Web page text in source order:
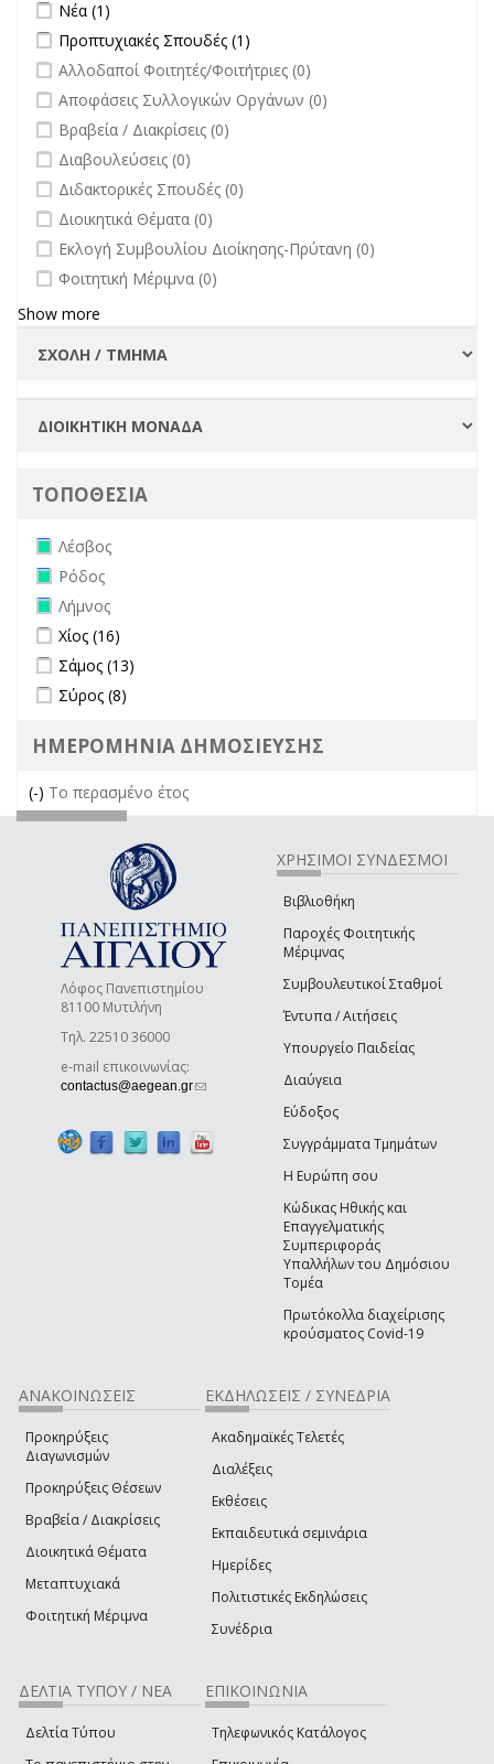
Apply Νέα filter
Νέα (1)
Apply Προπτυχιακές Σπουδές filter
Προπτυχιακές Σπουδές (1)
undefined
Αλλοδαποί Φοιτητές/Φοιτήτριες (0)
undefined
Αποφάσεις Συλλογικών Οργάνων (0)
undefined
Βραβεία / Διακρίσεις (0)
undefined
Διαβουλεύσεις (0)
undefined
Διδακτορικές Σπουδές (0)
undefined
Διοικητικά Θέματα (0)
undefined
Εκλογή Συμβουλίου Διοίκησης-Πρύτανη (0)
undefined
Φοιτητική Μέριμνα (0)
Show more
ΤΟΠΟΘΕΣΙΑ
Remove Λέσβος filter
Λέσβος
Remove Ρόδος filter
Ρόδος
Remove Λήμνος filter
Λήμνος
Apply Χίος filter
Χίος (16)
Apply Σάμος filter
Σάμος (13)
Apply Σύρος filter
Σύρος (8)
ΗΜΕΡΟΜΗΝΙΑ ΔΗΜΟΣΙΕΥΣΗΣ
(-) Remove Το περασμένο έτος filter
Το περασμένο έτος
Λόφος Πανεπιστημίου
81100 Μυτιλήνη
Τηλ. 22510 36000
e-mail επικοινωνίας:
contactus@aegean.gr(link sends e-mail)
ΧΡΗΣΙΜΟΙ ΣΥΝΔΕΣΜΟΙ
Βιβλιοθήκη
Παροχές Φοιτητικής
Μέριμνας
Συμβουλευτικοί Σταθμοί
Έντυπα / Αιτήσεις
Υπουργείο Παιδείας
Διαύγεια
Εύδοξος
Συγγράμματα Τμημάτων
Η Ευρώπη σου
Κώδικας Ηθικής και
Επαγγελματικής
Συμπεριφοράς
Υπαλλήλων του Δημόσιου
Τομέα
Πρωτόκολλα διαχείρισης
κρούσματος Covid-19
ΑΝΑΚΟΙΝΩΣΕΙΣ
Προκηρύξεις
Διαγωνισμών
Προκηρύξεις Θέσεων
Βραβεία / Διακρίσεις
Διοικητικά Θέματα
Μεταπτυχιακά
Φοιτητική Μέριμνα
ΕΚΔΗΛΩΣΕΙΣ / ΣΥΝΕΔΡΙΑ
Ακαδημαϊκές Τελετές
Διαλέξεις
Εκθέσεις
Εκπαιδευτικά σεμινάρια
Ημερίδες
Πολιτιστικές Εκδηλώσεις
Συνέδρια
ΔΕΛΤΙΑ ΤΥΠΟΥ / ΝΕΑ
Δελτία Τύπου
ΕΠΙΚΟΙΝΩΝΙΑ
Τηλεφωνικός Κατάλογος